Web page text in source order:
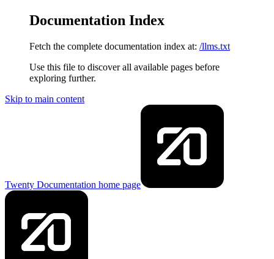
Documentation Index
Fetch the complete documentation index at: /llms.txt
Use this file to discover all available pages before
exploring further.
Skip to main content
Twenty Documentation home page